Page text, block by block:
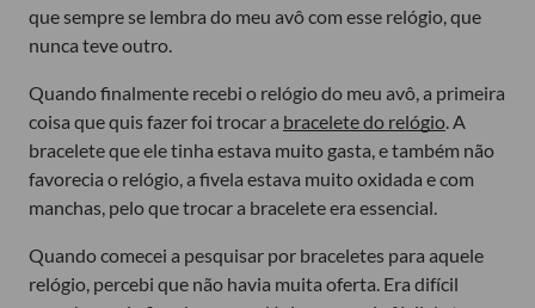
que sempre se lembra do meu avô com esse relógio, que
nunca teve outro.
Quando finalmente recebi o relógio do meu avô, a primeira
coisa que quis fazer foi trocar a bracelete do relógio . A
bracelete que ele tinha estava muito gasta, e também não
favorecia o relógio, a fivela estava muito oxidada e com
manchas, pelo que trocar a bracelete era essencial.
Quando comecei a pesquisar por braceletes para aquele
relógio, percebi que não havia muita oferta. Era difícil